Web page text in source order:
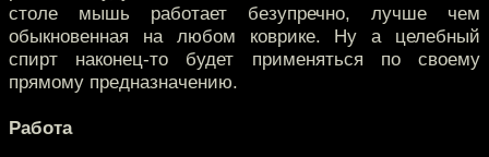
столе мышь работает безупречно, лучше чем
обыкновенная на любом коврике. Ну а целебный
спирт наконец-то будет применяться по своему
прямому предназначению.
Работа